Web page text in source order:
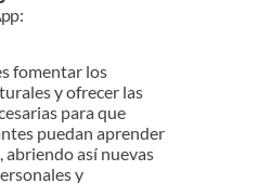
fomentar los
y ofrecer las
para que
puedan aprender
abriendo así nuevas
y